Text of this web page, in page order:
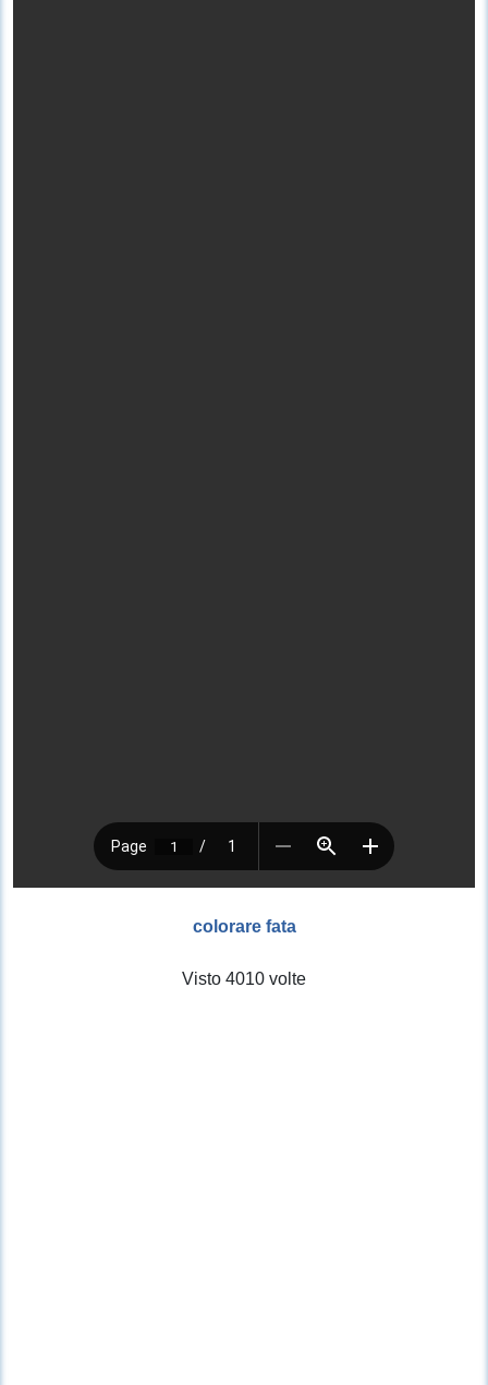
colorare fata
Visto 4010 volte